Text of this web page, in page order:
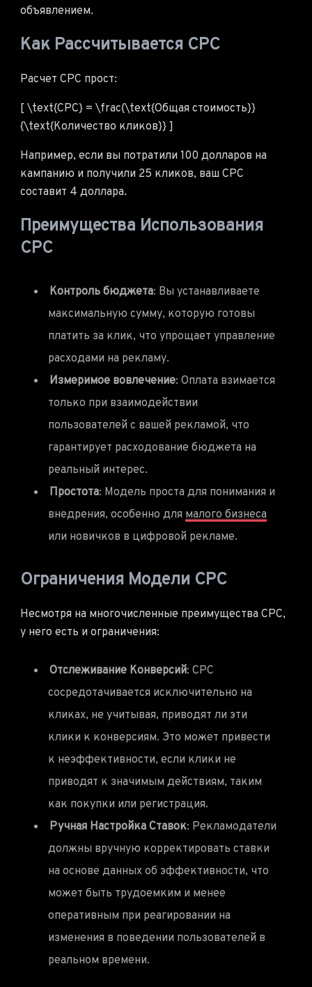
объявлением.
Как Рассчитывается CPC
Расчет CPC прост:
[ \text{CPC} = \frac{\text{Общая стоимость}}
{\text{Количество кликов}} ]
Например, если вы потратили 100 долларов на
кампанию и получили 25 кликов, ваш CPC
составит 4 доллара.
Преимущества Использования
CPC
Контроль бюджета: Вы устанавливаете
максимальную сумму, которую готовы
платить за клик, что упрощает управление
расходами на рекламу.
Измеримое вовлечение: Оплата взимается
только при взаимодействии
пользователей с вашей рекламой, что
гарантирует расходование бюджета на
реальный интерес.
Простота: Модель проста для понимания и
внедрения, особенно для малого бизнеса
или новичков в цифровой рекламе.
Ограничения Модели CPC
Несмотря на многочисленные преимущества CPC,
у него есть и ограничения:
Отслеживание Конверсий: CPC
сосредотачивается исключительно на
кликах, не учитывая, приводят ли эти
клики к конверсиям. Это может привести
к неэффективности, если клики не
приводят к значимым действиям, таким
как покупки или регистрация.
Ручная Настройка Ставок: Рекламодатели
должны вручную корректировать ставки
на основе данных об эффективности, что
может быть трудоемким и менее
оперативным при реагировании на
изменения в поведении пользователей в
реальном времени.